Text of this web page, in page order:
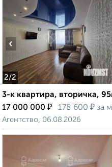
2/2
‹
3-к квартира, вторичка,
17 000 000 ₽ 178 600 ₽ за
Агентство, 06.08.2026